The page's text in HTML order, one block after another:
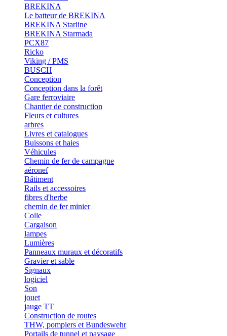
BREKINA
Le batteur de BREKINA
BREKINA Starline
BREKINA Starmada
PCX87
Ricko
Viking / PMS
BUSCH
Conception
Conception dans la forêt
Gare ferroviaire
Chantier de construction
Fleurs et cultures
arbres
Livres et catalogues
Buissons et haies
Véhicules
Chemin de fer de campagne
aéronef
Bâtiment
Rails et accessoires
fibres d'herbe
chemin de fer minier
Colle
Cargaison
lampes
Lumières
Panneaux muraux et décoratifs
Gravier et sable
Signaux
logiciel
Son
jouet
jauge TT
Construction de routes
THW, pompiers et Bundeswehr
Portails de tunnel et paysage